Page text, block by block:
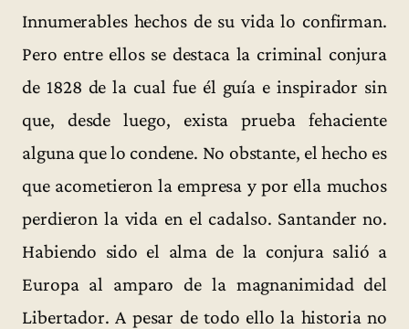
Innumerables hechos de su vida lo confirman.
Pero entre ellos se destaca la criminal conjura
de 1828 de la cual fue él guía e inspirador sin
que, desde luego, exista prueba fehaciente
alguna que lo condene. No obstante, el hecho es
que acometieron la empresa y por ella muchos
perdieron la vida en el cadalso. Santander no.
Habiendo sido el alma de la conjura salió a
Europa al amparo de la magnanimidad del
Libertador. A pesar de todo ello la historia no